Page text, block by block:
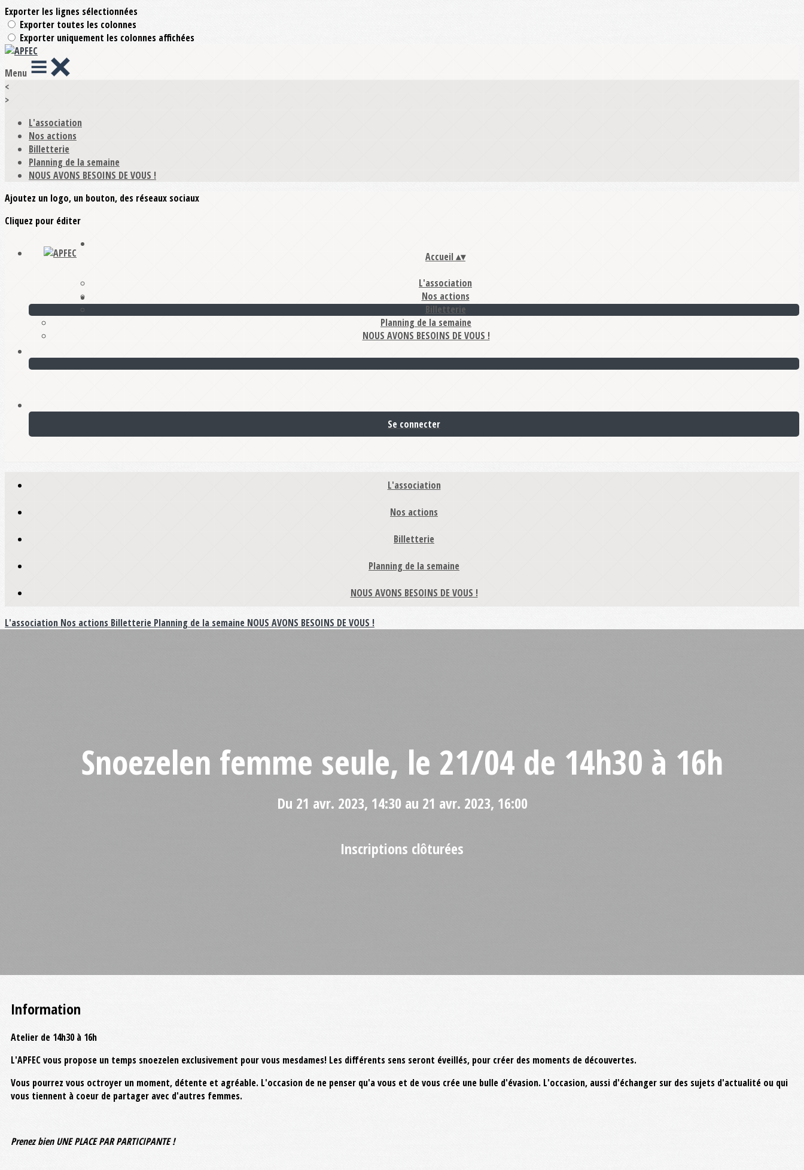
Exporter les lignes sélectionnées
Exporter toutes les colonnes
Exporter uniquement les colonnes affichées
Menu
<
>
L'association
Nos actions
Billetterie
Planning de la semaine
NOUS AVONS BESOINS DE VOUS !
Ajoutez un logo, un bouton, des réseaux sociaux
Cliquez pour éditer
Accueil ▴▾
L'association
Nos actions
Billetterie
Planning de la semaine
NOUS AVONS BESOINS DE VOUS !
Se connecter
L'association
Nos actions
Billetterie
Planning de la semaine
NOUS AVONS BESOINS DE VOUS !
L'association Nos actions Billetterie Planning de la semaine NOUS AVONS BESOINS DE VOUS !
Snoezelen femme seule, le 21/04 de 14h30 à 16h
Du 21 avr. 2023, 14:30 au 21 avr. 2023, 16:00
Inscriptions clôturées
Information
Atelier de 14h30 à 16h
L'APFEC vous propose un temps snoezelen exclusivement pour vous mesdames! Les différents sens seront éveillés, pour créer des moments de découvertes.
Vous pourrez vous octroyer un moment, détente et agréable. L'occasion de ne penser qu'a vous et de vous crée une bulle d'évasion. L'occasion, aussi d'échanger sur des sujets d'actualité ou qui
vous tiennent à coeur de partager avec d'autres femmes.
Prenez bien UNE PLACE PAR PARTICIPANTE !